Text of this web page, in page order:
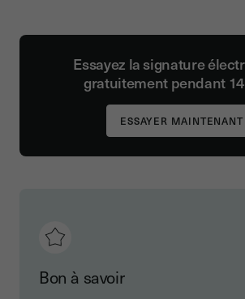
Essayez la signature
gratuitement pendant
Bon à savoir